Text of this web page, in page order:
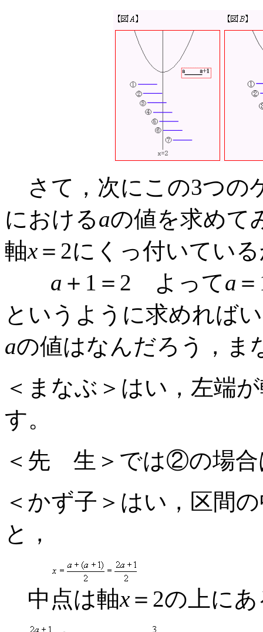
さて，次にこの3つの
におけるaの値を求めて
軸x ＝2にくっ付いてい
a ＋1＝2 よってa
というように求めれば
aの値はなんだろう，ま
＜まなぶ＞はい，左端
す。
＜先 生＞では②の場合
＜かず子＞はい，区間
と，
中点は軸x ＝2の上に